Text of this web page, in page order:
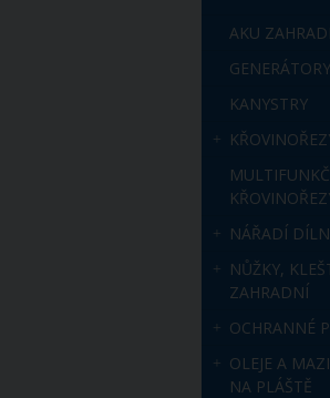
AKU
GENERÁTORY
KANYSTRY
MULTIFUNKČNÍ
NÁŘADÍ
NŮŽKY, KLEŠTĚ, PILKY--
ZAHRADNÍ
OCHRANNÉ
OLEJE A MAZIVA, LEPÍCÍ GELY
NA PLÁŠTĚ